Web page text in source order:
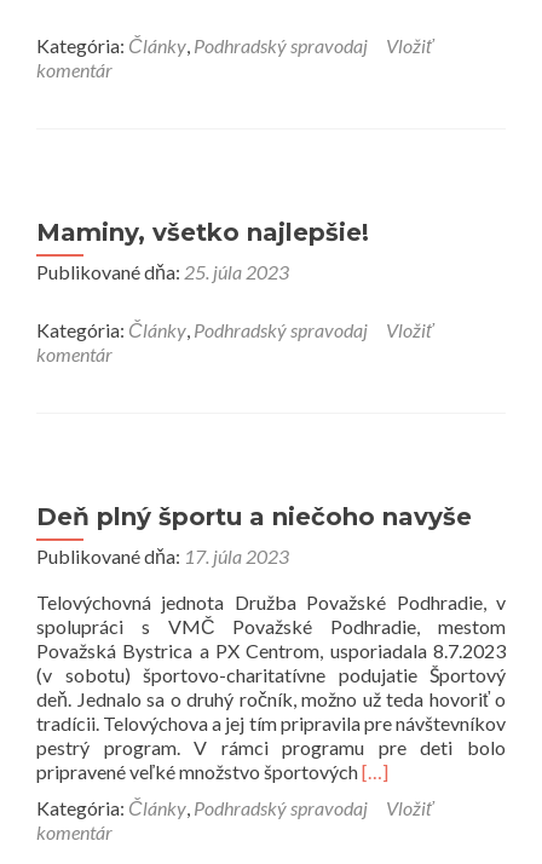
Kategória: Články, Podhradský spravodaj
Vložiť
komentár
Maminy, všetko najlepšie!
Publikované dňa: 25. júla 2023
Kategória: Články, Podhradský spravodaj
Vložiť
komentár
Deň plný športu a niečoho navyše
Publikované dňa: 17. júla 2023
Telovýchovná jednota Družba Považské Podhradie, v
spolupráci s VMČ Považské Podhradie, mestom
Považská Bystrica a PX Centrom, usporiadala 8.7.2023
(v sobotu) športovo-charitatívne podujatie Športový
deň. Jednalo sa o druhý ročník, možno už teda hovoriť o
tradícii. Telovýchova a jej tím pripravila pre návštevníkov
pestrý program. V rámci programu pre deti bolo
pripravené veľké množstvo športovýchPrečítať
o
[…]
Kategória: Články, Podhradský spravodaj
Vložiť
komentár